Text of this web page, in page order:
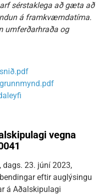
sérstaklega að gæta að
á framkvæmdatíma.
umferðarhraða og
vegna
23. júní 2023,
eftir auglýsingu
á Aðalskipulagi